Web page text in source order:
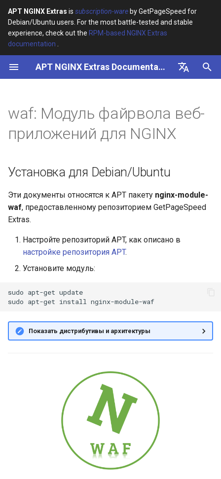
APT NGINX Extras is subscription-ware by GetPageSpeed for
Debian/Ubuntu users. For the most battle-tested and stable
experience, check out the RPM-based NGINX Extras
documentation
APT NGINX Extras Documentation
Русский
И
и
а
л
з
а
ц
Установка для
Debian/Ubuntu
Контакты
Спонсор
Тестовый набор
waf: Модуль файрвола веб-
приложений для NGINX
Установка для Debian/Ubuntu
Эти документы относятся к APT пакету nginx-module-
waf, предоставленному репозиторием GetPageSpeed
Extras.
Настройте репозиторий APT, как описано в
настройке репозитория APT.
Установите модуль:
sudo apt-get update
sudo apt-get install
Показать дистрибутивы и архитектуры